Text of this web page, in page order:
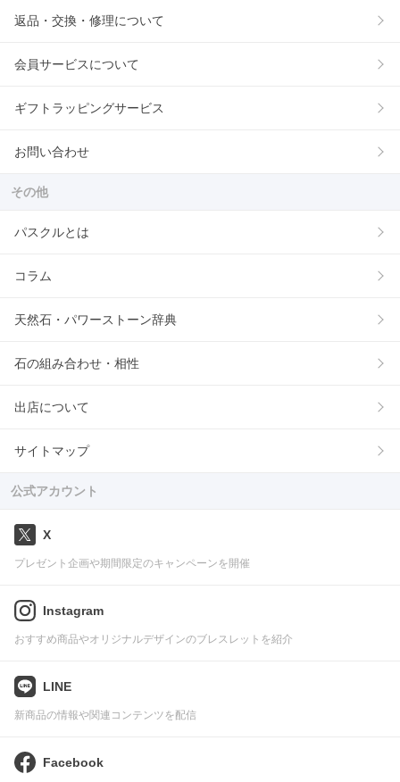
返品・交換・修理について
会員サービスについて
ギフトラッピングサービス
お問い合わせ
その他
パスクルとは
コラム
天然石・パワーストーン辞典
石の組み合わせ・相性
出店について
サイトマップ
公式アカウント
X
プレゼント企画や期間限定のキャンペーンを開催
Instagram
おすすめ商品やオリジナルデザインのブレスレットを紹介
LINE
新商品の情報や関連コンテンツを配信
Facebook